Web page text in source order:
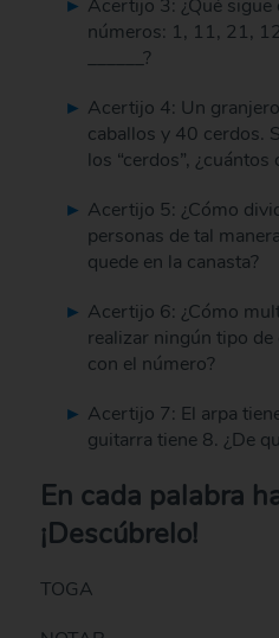
Acertijo 3: ¿Qué sigue
números: 1, 11, 21,
______?
Acertijo 4: Un
caballos y 40 cerdos.
los “cerdos”,
Acertijo 5: ¿Cómo
personas de tal
quede en la canasta?
Acertijo 6: ¿Cómo
realizar ningún tipo
con el número?
Acertijo 7: El arpa
guitarra tiene 8. ¿De
En cada palabra
¡Descúbrelo!
TOGA